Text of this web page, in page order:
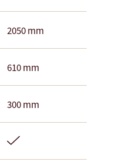
2050 mm
610 mm
300 mm